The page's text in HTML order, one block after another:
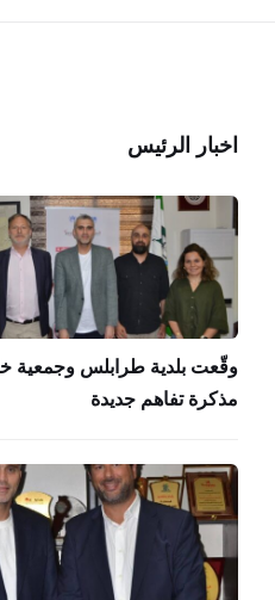
اخبار الرئيس
وقّعت بلدية طرابلس وجمعية
مذكرة تفاهم جديدة